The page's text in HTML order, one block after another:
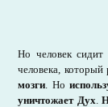
Но человек сидит
человека,
мозги. Но
уничтожает Дух.